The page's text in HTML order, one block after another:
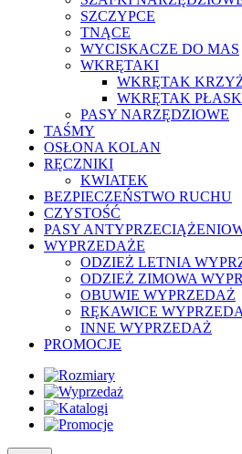
SZCZYPCE
TNĄCE
WYCISKACZE DO MAS
WKRĘTAKI
WKRĘTAK
WKRĘTAK
PASY NARZĘDZIOWE
TAŚMY
OSŁONA KOLAN
RĘCZNIKI
KWIATEK
BEZPIECZEŃSTWO RUCHU
CZYSTOŚĆ
PASY
WYPRZEDAŻE
ODZIEŻ LETNIA
ODZIEŻ ZIMOWA
OBUWIE WYPRZEDAŻ
RĘKAWICE
INNE WYPRZEDAŻ
PROMOCJE